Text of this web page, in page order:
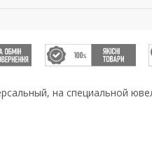
на специальной